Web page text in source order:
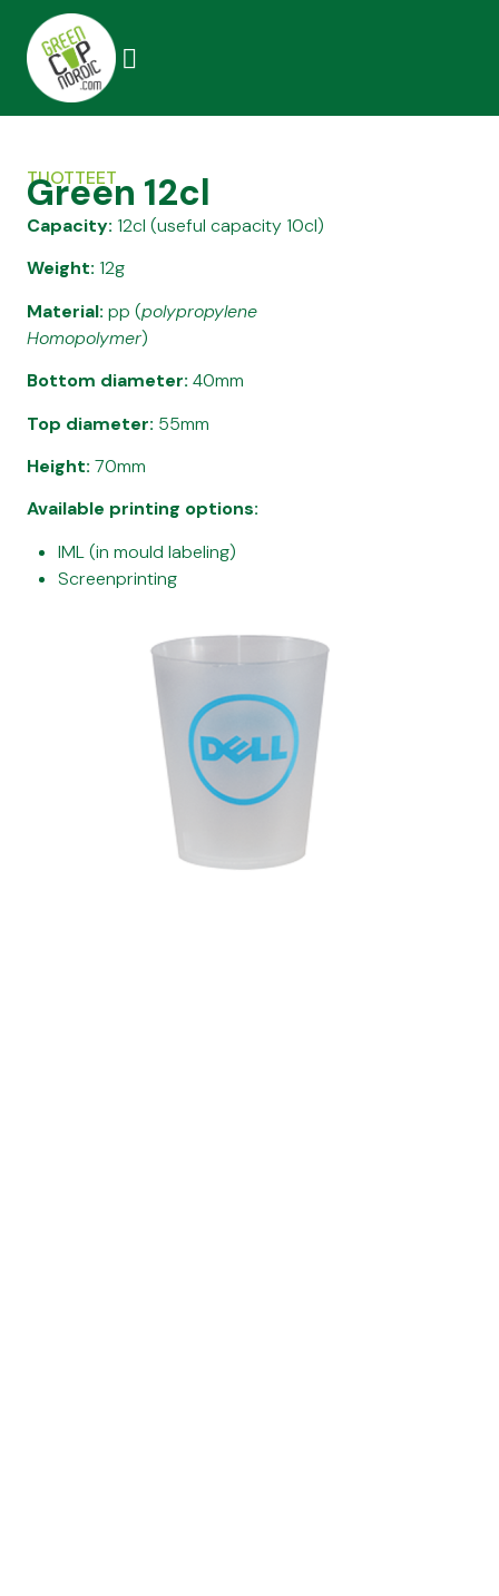
TUOTTEET
Green 12cl
Capacity: 12cl (useful capacity 10cl)
Weight: 12g
Material: pp (polypropylene
Homopolymer)
Bottom diameter: 40mm
Top diameter: 55mm
Height: 70mm
Available printing options:
IML (in mould labeling)
Screenprinting